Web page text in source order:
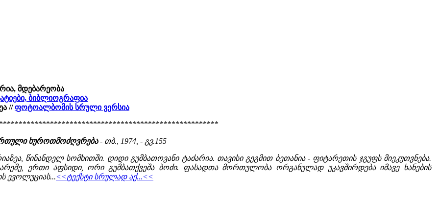
მდებარეობა
ბიბლიოგრაფია
// ფოტოალბომის სრული ვერსია
ხუროთმოძღვრება- თბ., 1974, - გვ.155
წინანდელ სომხითში. დიდი გუმბათოვანი ტაძარია. თავისი გეგმით ბეთანია - ფიტარეთის ჯგუფს მიეკუთვნება.
ერთი აფსიდი, ორი გუმბათქვეშა ბოძი. ფასადთა მორთულობა ორგანულად უკავშირდება იმავე ხანების
ევოლუციას...<<ტექსტი სრულად აქ...<<